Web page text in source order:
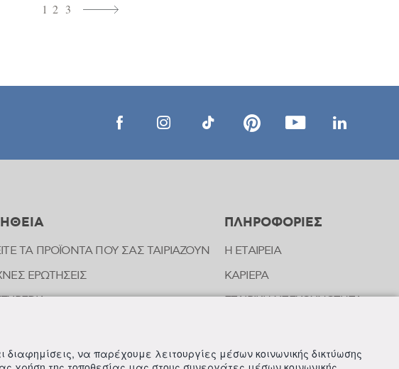
1 2 3
ΤΑ ΠΡΟΪΟΝΤΑ ΠΟΥ ΣΑΣ ΤΑΙΡΙΑΖΟΥΝ
ΕΡΩΤΗΣΕΙΣ
ΠΛΗΡΟΦΟΡΙΕΣ
Η ΕΤΑΙΡΕΙΑ
ΚΑΡΙΕΡΑ
ΕΤΑΙΡΙΚΗ ΥΠΕΥΘΥΝΟΤΗΤΑ
να παρέχουμε λειτουργίες μέσων κοινωνικής δικτύωσης